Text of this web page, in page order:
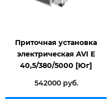
Приточная установка
электрическая AVI E
40,5/380/5000 [Юг]
542000 руб.